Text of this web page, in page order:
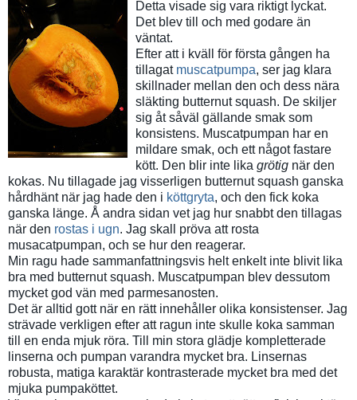
Detta visade sig vara riktigt lyckat.
Det blev till och med godare än
väntat.
Efter att i kväll för första gången ha
tillagat muscatpumpa, ser jag klara
skillnader mellan den och dess nära
släkting butternut squash. De skiljer
sig åt såväl gällande smak som
konsistens. Muscatpumpan har en
mildare smak, och ett något fastare
kött. Den blir inte lika grötig när den
kokas. Nu tillagade jag visserligen butternut squash ganska
hårdhänt när jag hade den i köttgryta, och den fick koka
ganska länge. Å andra sidan vet jag hur snabbt den tillagas
när den rostas i ugn. Jag skall pröva att rosta
musacatpumpan, och se hur den reagerar.
Min ragu hade sammanfattningsvis helt enkelt inte blivit lika
bra med butternut squash. Muscatpumpan blev dessutom
mycket god vän med parmesanosten.
Det är alltid gott när en rätt innehåller olika konsistenser. Jag
strävade verkligen efter att ragun inte skulle koka samman
till en enda mjuk röra. Till min stora glädje kompletterade
linserna och pumpan varandra mycket bra. Linsernas
robusta, matiga karaktär kontrasterade mycket bra med det
mjuka pumpaköttet.